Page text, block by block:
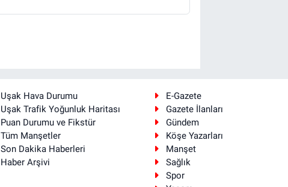
Uşak Hava Durumu
Uşak Trafik Yoğunluk Haritası
Puan Durumu ve Fikstür
Tüm Manşetler
Son Dakika Haberleri
Haber Arşivi
E-Gazete
Gazete İlanları
Gündem
Köşe Yazarları
Manşet
Sağlık
Spor